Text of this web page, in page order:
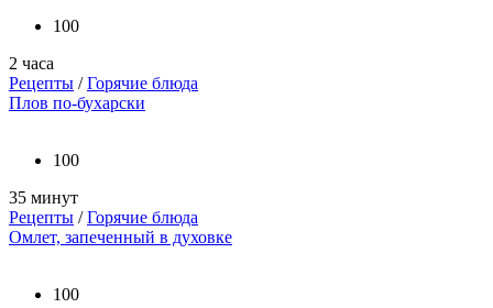
100
2 часа
Рецепты /Горячие блюда
Плов по-бухарски
100
35 минут
Рецепты /Горячие блюда
Омлет, запеченный в духовке
100